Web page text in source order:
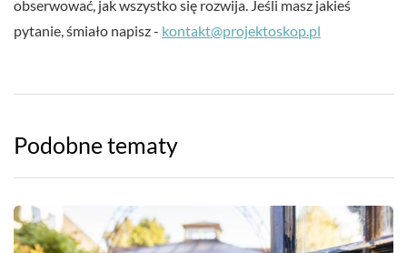
obserwować, jak wszystko się rozwija. Jeśli masz jakieś
pytanie, śmiało napisz - kontakt@projektoskop.pl
Podobne tematy